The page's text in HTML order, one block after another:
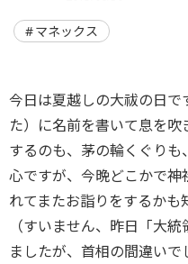
マネックス
今日は夏越しの大祓の日で
た）に名前を書いて息を
するのも、茅の輪くぐり
心ですが、今晩どこかで
れてまたお詣りをするか
（すいません、昨日「大
ましたが、首相の間違いで